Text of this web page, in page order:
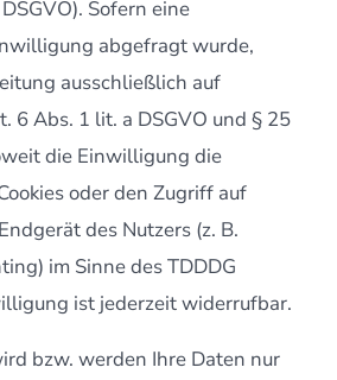
Sofern eine
abgefragt wurde,
ausschließlich auf
6 Abs. 1 lit. a DSGVO und § 25
die Einwilligung die
oder den Zugriff auf
des Nutzers (z. B.
im Sinne des TDDDG
ist jederzeit widerrufbar.
bzw. werden Ihre Daten nur